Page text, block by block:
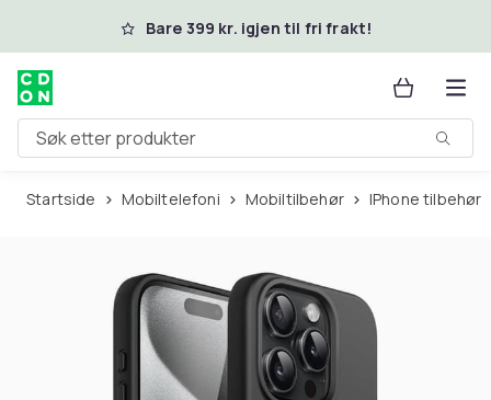
Hopp til hovedinnholdBare 399 kr. igjen til fri frakt!
Søk etter produkter
Startside Mobiltelefoni Mobiltilbehør iPhone tilbehør